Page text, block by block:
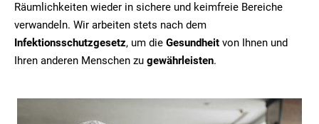
Räumlichkeiten wieder in sichere und keimfreie Bereiche
verwandeln. Wir arbeiten stets nach dem
Infektionsschutzgesetz, um die Gesundheit von Ihnen und
Ihren anderen Menschen zu gewährleisten.